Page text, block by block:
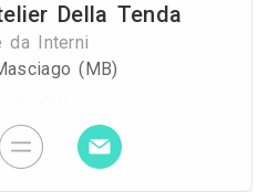
Della Tenda
da Interni
(MB)